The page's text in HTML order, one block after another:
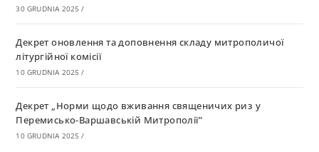
30 GRUDNIA 2025 /
Декрет оновлення та доповнення складу митрополичої
літургійної комісії
10 GRUDNIA 2025 /
Декрет „Норми щодо вживання священичих риз у
Перемисько-Варшавській Митрополії”
10 GRUDNIA 2025 /